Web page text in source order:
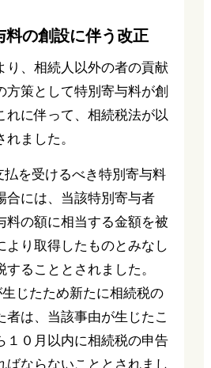
の創設に伴う改正
り、相続人以外の者の貢献
方策として特別寄与料が創
れに伴って、相続税法が以
ました。
を受けるべき特別寄与料
合には、当該特別寄与者
料の額に相当する金額を被
より取得したものとみなし
ることとされました。
じたため新たに相続税の
者は、当該事由が生じたこ
１０月以内に相続税の申告
ばならないこととされまし